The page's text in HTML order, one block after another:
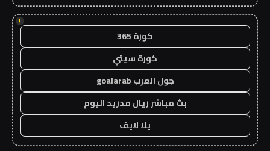
!
كورة 365
كورة سيتي
جول العرب goalarab
بث مباشر ريال مدريد اليوم
يلا لايف